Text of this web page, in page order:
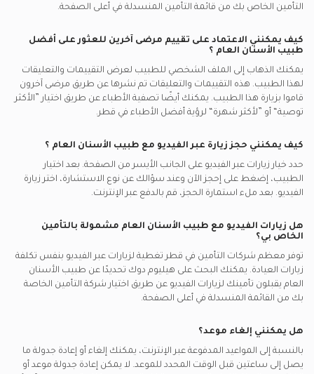
التأمين الخاص بك من قائمة التأمين المنسدلة في أعلى الصفحة.
كيف يمكنني الاعتماد على تقييم مرضى آخرين للعثور على أفضل
طبيب الأسنان العام ؟
يمكنك الذهاب إلى الملف الشخصي للطبيب لعرض التقييمات والتعليقات
لهذا الطبيب. هذه التقييمات والتعليقات تم نشرها عن طريق مرضى آخرون
قاموا بزيارة هذا الطبيب. يمكنك أيضًا تصفية الأطباء عن طريق اختيار ”الأكثر
توصية“ أو ”لأكثر شهرة“ لرؤية أفضل الأطباء في قطر.
كيف يمكنني حجز زيارة عبر الفيديو مع طبيب الأسنان العام ؟
حدد خيار زيارات عبر الفيديو على الجانب الأيسر من الصفحة. بعد اختيار
الطبيب، إضغط على إحجز الآن وعند سؤالك عن نوع الاستشارة، اختر زيارة
الفيديو. بعد ملء استمارة الحجز، قم بالدفع عبر الإنترنت.
هل زيارات الفيديو مع طبيب الأسنان العام مشمولة بالتأمين
الخاص بي؟
توفر معظم شركات التأمين في قطر تغطية لزيارات عبر الفيديو بنفس تكلفة
زيارات العيادة. يمكنك البحث على هيليوم دوك تحديدًا عن طبيب الأسنان
العام يقبلون تأمينك لزيارات الفيديو عن طريق اختيار شركة التأمين الخاصة
بك من القائمة المنسدلة في أعلى الصفحة.
هل يمكنني إلغاء موعد؟
بالنسبة إلى المواعيد المدفوعة عبر الإنترنت، يمكنك إلغاء أو إعادة جدولة ما
يصل إلى ساعتين قبل الوقت المحدد للموعد. لا يمكن إعادة جدولة موعد أو